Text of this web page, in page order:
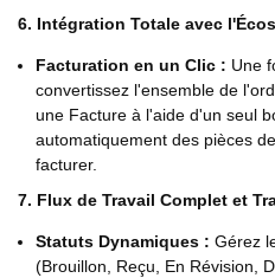
6. Intégration Totale avec
Facturation en un Clic : Une
convertissez l'ensemble de
une Facture à l'aide d'un seul
automatiquement des pièces
facturer.
7. Flux de Travail Complet et
Statuts Dynamiques : Gérez
(Brouillon, Reçu, En Révision,